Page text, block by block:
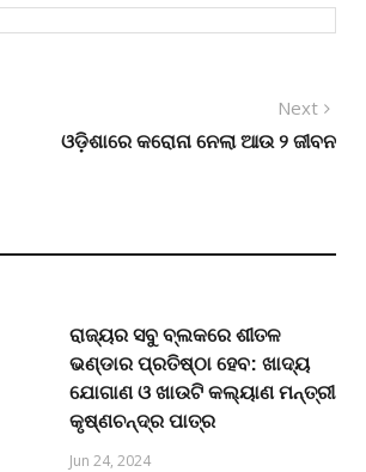
Next
post:
ଓଡ଼ିଶାରେ କରୋନା ନେଲା ଆଉ ୨ ଜୀବନ
ରାଜ୍ୟର ସବୁ ବ୍ଲକରେ ଶୀତଳ
ଭଣ୍ଡାର ପ୍ରତିଷ୍ଠା ହେବ: ଖାଦ୍ୟ
ଯୋଗାଣ ଓ ଖାଉଟି କଲ୍ୟାଣ ମନ୍ତ୍ରୀ
କୃଷ୍ଣଚନ୍ଦ୍ର ପାତ୍ର
Jun 24, 2024